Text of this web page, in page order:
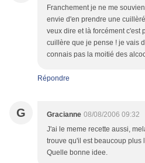
Franchement je ne me
envie d'en prendre une
veux dire et là forcément c'est
cuillère que je pense ! je vais
connais pas la moitié des
Répondre
G Gracianne 08/08/2006 09:32
J'ai le meme recette aussi,
trouve qu'il est beaucoup plus
Quelle bonne idee.